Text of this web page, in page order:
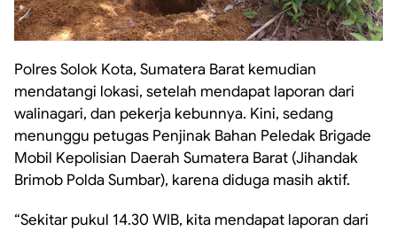
Polres Solok Kota, Sumatera Barat kemudian
mendatangi lokasi, setelah mendapat laporan dari
walinagari, dan pekerja kebunnya. Kini, sedang
menunggu petugas Penjinak Bahan Peledak Brigade
Mobil Kepolisian Daerah Sumatera Barat (Jihandak
Brimob Polda Sumbar), karena diduga masih aktif.
“Sekitar pukul 14.30 WIB, kita mendapat laporan dari